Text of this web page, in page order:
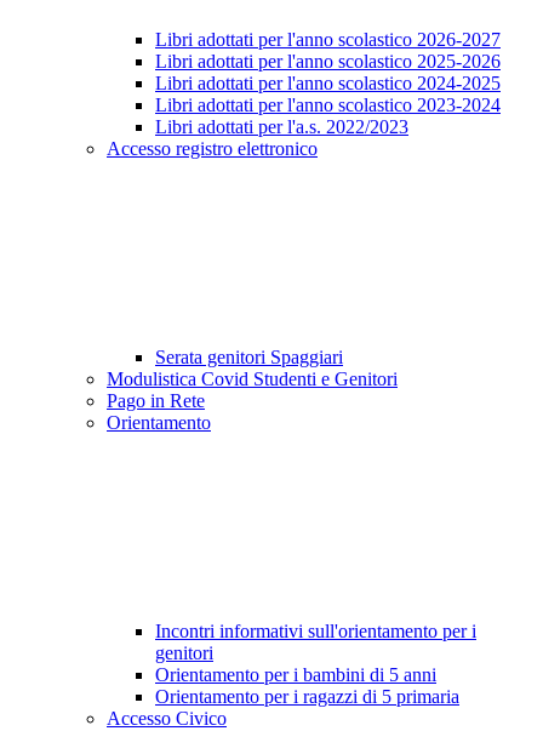
Libri adottati per l'anno scolastico 2026-2027
Libri adottati per l'anno scolastico 2025-2026
Libri adottati per l'anno scolastico 2024-2025
Libri adottati per l'anno scolastico 2023-2024
Libri adottati per l'a.s. 2022/2023
Accesso registro elettronico
Serata genitori Spaggiari
Modulistica Covid Studenti e Genitori
Pago in Rete
Orientamento
Incontri informativi sull'orientamento per i
genitori
Orientamento per i bambini di 5 anni
Orientamento per i ragazzi di 5 primaria
Accesso Civico